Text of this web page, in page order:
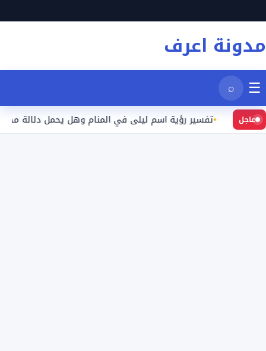
إلى
المحتوى
مدونة اعرف
☰
⌕
عاجل تفسير رؤية اسم ليلى في المنام وهل يحمل دلالة محددة؟